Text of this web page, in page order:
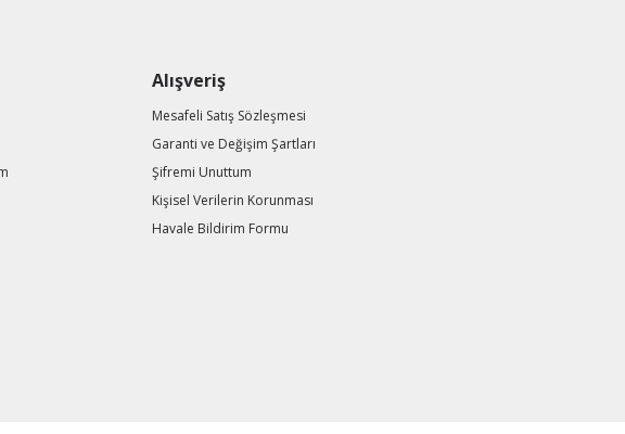
Alışveriş
Mesafeli Satış Sözleşmesi
Garanti ve Değişim Şartları
Şifremi Unuttum
Kişisel Verilerin Korunması
Havale Bildirim Formu